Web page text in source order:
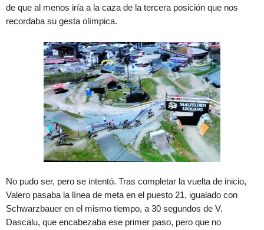
de que al menos iría a la caza de la tercera posición que nos
recordaba su gesta olímpica.
No pudo ser, pero se intentó. Tras completar la vuelta de inicio,
Valero pasaba la línea de meta en el puesto 21, igualado con
Schwarzbauer en el mismo tiempo, a 30 segundos de V.
Dascalu, que encabezaba ese primer paso, pero que no